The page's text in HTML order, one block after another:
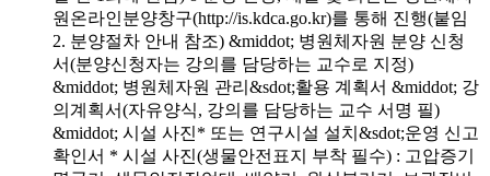
원온라인분양창구(http://is.kdca.go.kr)를 통해 진행(붙임
2. 분양절차 안내 참조) &middot; 병원체자원 분양 신청
서(분양신청자는 강의를 담당하는 교수로 지정)
&middot; 병원체자원 관리&sdot;활용 계획서 &middot; 강
의계획서(자유양식, 강의를 담당하는 교수 서명 필)
&middot; 시설 사진* 또는 연구시설 설치&sdot;운영 신고
확인서 * 시설 사진(생물안전표지 부착 필수) : 고압증기